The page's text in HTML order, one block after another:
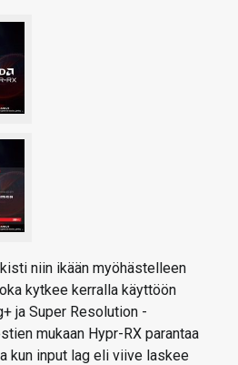
niin ikään myöhästelleen
kytkee kerralla käyttöön
ja Super Resolution -
mukaan Hypr-RX parantaa
kun input lag eli viive laskee